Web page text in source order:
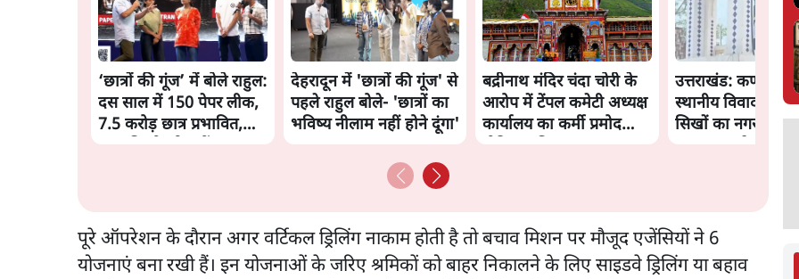
‘छात्रों की गूंज’ में बोले राहुल:
दस साल में 150 पेपर लीक,
7.5 करोड़ छात्र प्रभावित,
देहरादून में 'छात्रों की गूंज' से
पहले राहुल बोले- 'छात्रों का
भविष्य नीलाम नहीं होने दूंगा'
बद्रीनाथ मंदिर चंदा चोरी के
आरोप में टेंपल कमेटी अध्यक्ष
कार्यालय का कर्मी प्रमोद
उत्तराखंड: कर्णप्रयाग
स्थानीय विवाद के
सिखों का नगरासू
पूरे ऑपरेशन के दौरान अगर वर्टिकल ड्रिलिंग नाकाम होती है तो बचाव मिशन पर मौजूद एजेंसियों ने 6
योजनाएं बना रखी हैं। इन योजनाओं के जरिए श्रमिकों को बाहर निकालने के लिए साइडवे ड्रिलिंग या बहाव